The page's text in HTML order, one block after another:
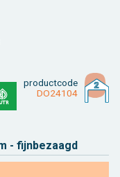
product­code
DO24104
- fijn­be­zaagd